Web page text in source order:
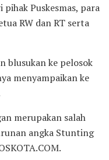
Puskesmas, para
RW dan RT serta
blusukan ke pelosok
menyampaikan ke
merupakan salah
angka Stunting